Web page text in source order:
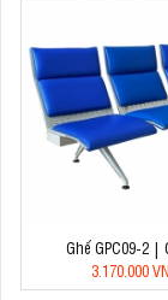
Ghế GPC09-2 |
3.170.000